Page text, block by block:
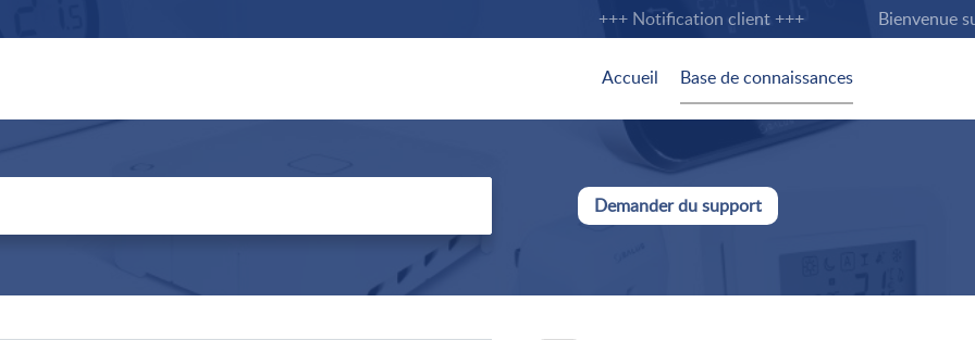
+++ Notification client +++ Bienvenue
Accueil Base de connaissances
Demander du support